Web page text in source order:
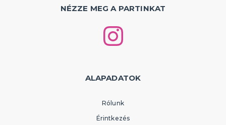
NÉZZE MEG A PARTINKAT
ALAPADATOK
Rólunk
Érintkezés